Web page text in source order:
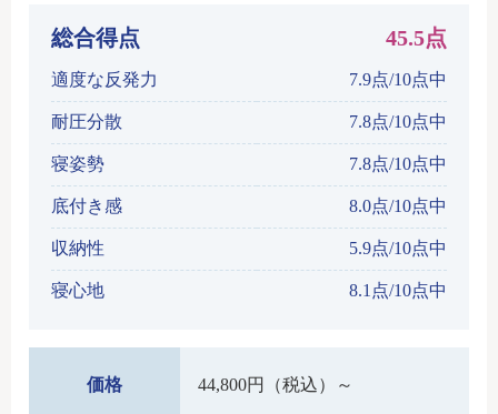
総合得点 45.5点
適度な反発力 7.9点/10点中
耐圧分散 7.8点/10点中
寝姿勢 7.8点/10点中
底付き感 8.0点/10点中
収納性 5.9点/10点中
寝心地 8.1点/10点中
価格 44,800円（税込）～